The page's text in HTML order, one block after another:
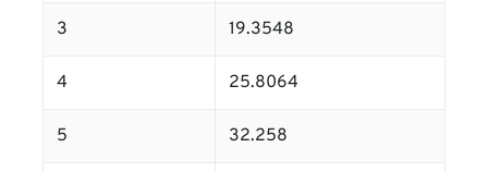
3 19.3548
4 25.8064
5 32.258